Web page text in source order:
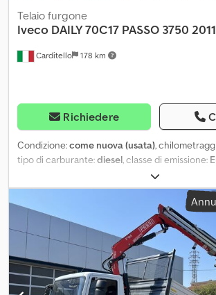
Carditello 178 km
Telaio furgone
Iveco DAILY 70C17 PASSO 3750 2011
Richiedere
Condizione:come nuova (usata),
tipo di carburante:diesel, classe di emissione:
, IVECO DAILY 70C17 ANNO
C PASSO 3750 CARROZZABILE DA 4 A 4,50M
CONDIZIONATA STEREO DI SERIE SEDILE A
FINANZIAMENTO O LEASING Crsdpfx Asxn